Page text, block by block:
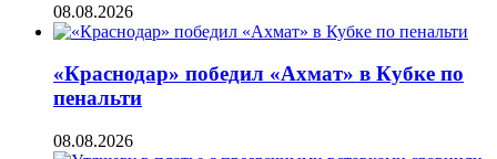
08.08.2026
«Краснодар» победил «Ахмат» в Кубке по
пенальти
08.08.2026